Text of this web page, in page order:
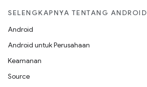
SELENGKAPNYA TENTANG ANDROID
Android
Android untuk Perusahaan
Keamanan
Source